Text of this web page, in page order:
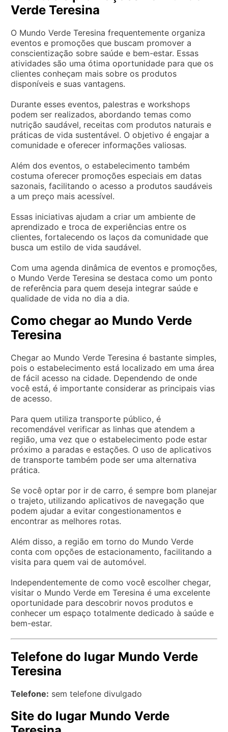
Verde Teresina
O Mundo Verde Teresina frequentemente organiza
eventos e promoções que buscam promover a
conscientização sobre saúde e bem-estar. Essas
atividades são uma ótima oportunidade para que os
clientes conheçam mais sobre os produtos
disponíveis e suas vantagens.
Durante esses eventos, palestras e workshops
podem ser realizados, abordando temas como
nutrição saudável, receitas com produtos naturais e
práticas de vida sustentável. O objetivo é engajar a
comunidade e oferecer informações valiosas.
Além dos eventos, o estabelecimento também
costuma oferecer promoções especiais em datas
sazonais, facilitando o acesso a produtos saudáveis
a um preço mais acessível.
Essas iniciativas ajudam a criar um ambiente de
aprendizado e troca de experiências entre os
clientes, fortalecendo os laços da comunidade que
busca um estilo de vida saudável.
Com uma agenda dinâmica de eventos e promoções,
o Mundo Verde Teresina se destaca como um ponto
de referência para quem deseja integrar saúde e
qualidade de vida no dia a dia.
Como chegar ao Mundo Verde
Teresina
Chegar ao Mundo Verde Teresina é bastante simples,
pois o estabelecimento está localizado em uma área
de fácil acesso na cidade. Dependendo de onde
você está, é importante considerar as principais vias
de acesso.
Para quem utiliza transporte público, é
recomendável verificar as linhas que atendem a
região, uma vez que o estabelecimento pode estar
próximo a paradas e estações. O uso de aplicativos
de transporte também pode ser uma alternativa
prática.
Se você optar por ir de carro, é sempre bom planejar
o trajeto, utilizando aplicativos de navegação que
podem ajudar a evitar congestionamentos e
encontrar as melhores rotas.
Além disso, a região em torno do Mundo Verde
conta com opções de estacionamento, facilitando a
visita para quem vai de automóvel.
Independentemente de como você escolher chegar,
visitar o Mundo Verde em Teresina é uma excelente
oportunidade para descobrir novos produtos e
conhecer um espaço totalmente dedicado à saúde e
bem-estar.
Telefone do lugar Mundo Verde
Teresina
Telefone: sem telefone divulgado
Site do lugar Mundo Verde